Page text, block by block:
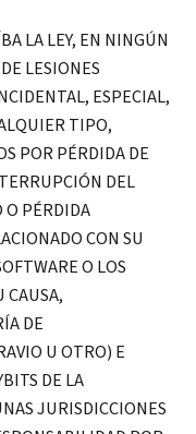
LA LEY, EN NINGÚN
LESIONES
ESPECIAL,
TIPO,
POR PÉRDIDA DE
DEL
O PÉRDIDA
CON SU
O LOS
CAUSA,
DE
U OTRO) E
DE LA
JURISDICCIONES